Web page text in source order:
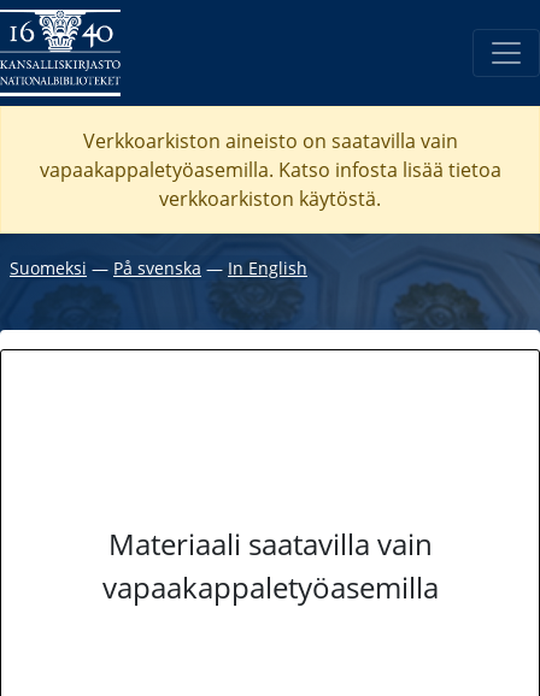
Verkkoarkiston aineisto on saatavilla vain
vapaakappaletyöasemilla. Katso infosta lisää tietoa
verkkoarkiston käytöstä.
Suomeksi ― På svenska ― In English
Materiaali saatavilla vain
vapaakappaletyöasemilla